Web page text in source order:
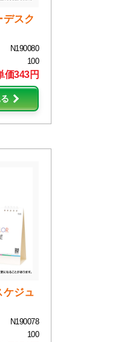
スク
N190080
100
価343円
ケジュ
N190078
100